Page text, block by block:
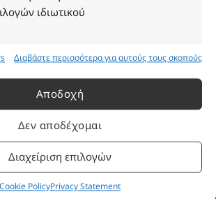
ιδιωτικού
Διαβάστε περισσότερα για αυτούς τους σκοπούς
Αποδοχή
Δεν αποδέχομαι
Διαχείριση επιλογών
Cookie PolicyPrivacy Statement
Κλειστά